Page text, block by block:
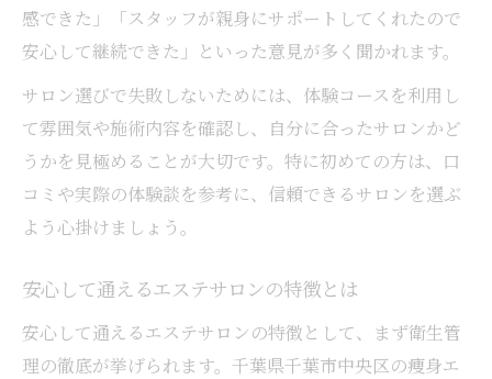
感できた」「スタッフが親身にサポートしてくれたので
安心して継続できた」といった意見が多く聞かれます。
サロン選びで失敗しないためには、体験コースを利用し
て雰囲気や施術内容を確認し、自分に合ったサロンかど
うかを見極めることが大切です。特に初めての方は、口
コミや実際の体験談を参考に、信頼できるサロンを選ぶ
よう心掛けましょう。
安心して通えるエステサロンの特徴とは
安心して通えるエステサロンの特徴として、まず衛生管
理の徹底が挙げられます。千葉県千葉市中央区の痩身エ